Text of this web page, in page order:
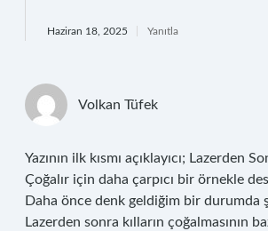
Haziran 18, 2025 Yanıtla
Volkan Tüfek
Yazının ilk kısmı açıklayıcı; Lazerden
Çoğalır için daha çarpıcı bir örnekle
Daha önce denk geldiğim bir durumda
Lazerden sonra kılların çoğalmasının